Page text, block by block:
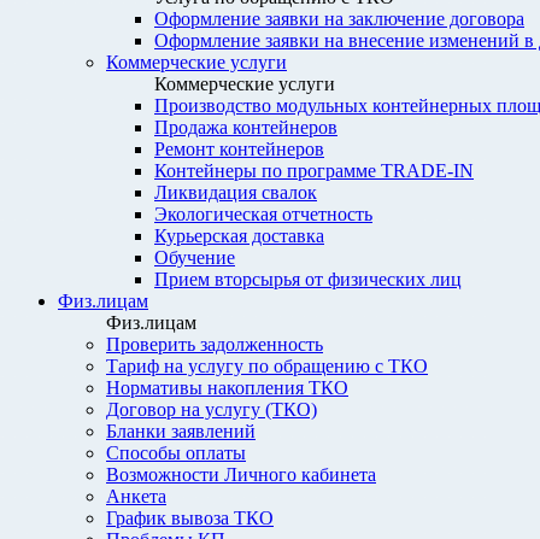
Оформление заявки на заключение договора
Оформление заявки на внесение изменений в
Коммерческие услуги
Коммерческие услуги
Производство модульных контейнерных
Продажа контейнеров
Ремонт контейнеров
Контейнеры по программе TRADE-IN
Ликвидация свалок
Экологическая отчетность
Курьерская доставка
Обучение
Прием вторсырья от физических лиц
Физ.лицам
Физ.лицам
Проверить задолженность
Тариф на услугу по обращению с ТКО
Нормативы накопления ТКО
Договор на услугу (ТКО)
Бланки заявлений
Способы оплаты
Возможности Личного кабинета
Анкета
График вывоза ТКО